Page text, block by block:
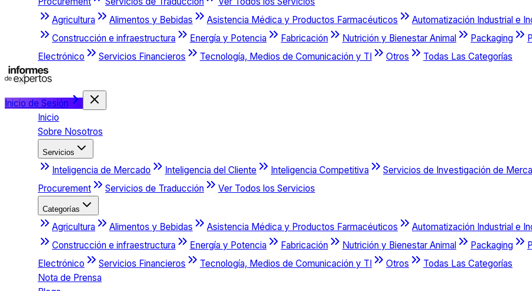
Agricultura
Alimentos y Bebidas Asistencia Médica y Productos Farmacéuticos Automatización Industrial e
Construcción e infraestructura
Energía y Potencia Fabricación Nutrición y Bienestar Animal Packaging
Electrónico
Servicios Financieros Tecnología, Medios de Comunicación y TI Otros Todas Las Categorías
Inicio de Sesión
Inicio
Sobre Nosotros
Servicios
Inteligencia de Mercado Inteligencia del Cliente Inteligencia Competitiva Servicios de Investigación de
Procurement
Servicios de Traducción Ver Todos los Servicios
Categorías
Agricultura Alimentos y Bebidas Asistencia Médica y Productos Farmacéuticos Automatización Industrial e
Construcción e infraestructura
Energía y Potencia Fabricación Nutrición y Bienestar Animal Packaging
Electrónico
Servicios Financieros Tecnología, Medios de Comunicación y TI Otros
Todas Las Categorías
Nota de Prensa